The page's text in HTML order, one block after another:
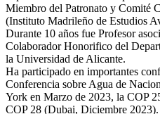
Miembro del Patronato y Comité
(Instituto Madrileño de Estudios
Durante 10 años fue Profesor
Colaborador Honorifico del
la Universidad de Alicante.
Ha participado en importantes
Conferencia sobre Agua de
York en Marzo de 2023, la COP
COP 28 (Dubai, Diciembre 2023).